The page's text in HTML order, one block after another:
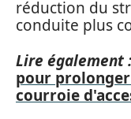
réduction du
conduite plus
Lire également :
pour
courroie